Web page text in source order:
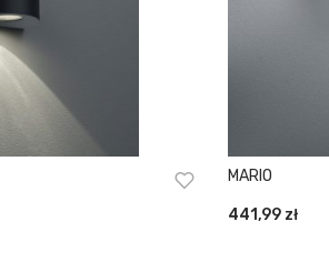
MARIO
441,99 zł